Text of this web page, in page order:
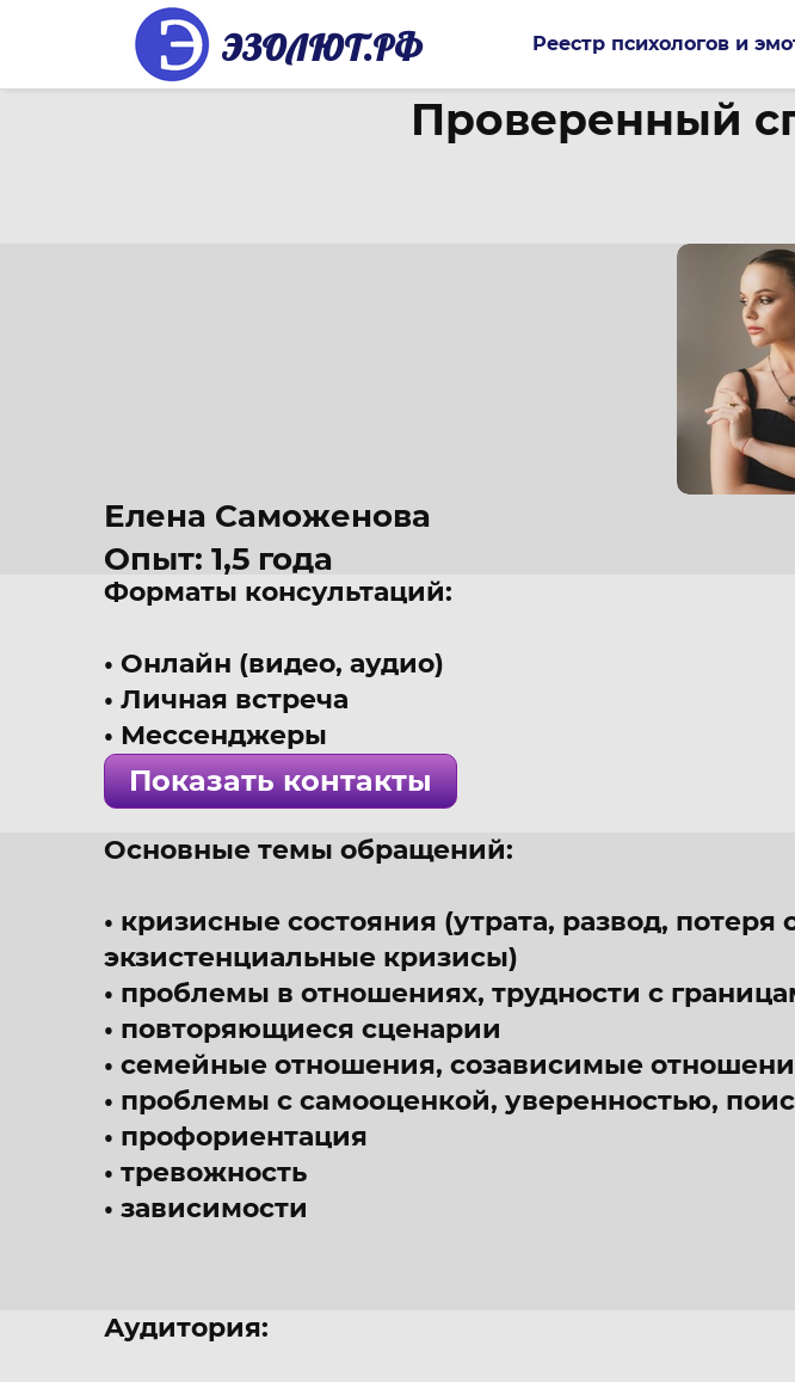
ЭЗОЛЮТ.РФ Реестр психологов и
Проверенный
Елена Саможенова
Опыт: 1,5 года
35 лет
г. Красноярск
Психолог, прикладной психоанализ
! Специалист проверен >>>
Форматы консультаций:
Онлайн (видео, аудио)
Личная встреча
Мессенджеры
Показать контакты
Основные темы обращений:
кризисные состояния (утрата, развод, потеря
экзистенциальные кризисы)
проблемы в отношениях, трудности с
повторяющиеся сценарии
семейные отношения, созависимые
проблемы с самооценкой, уверенностью,
профориентация
тревожность
зависимости
Аудитория: